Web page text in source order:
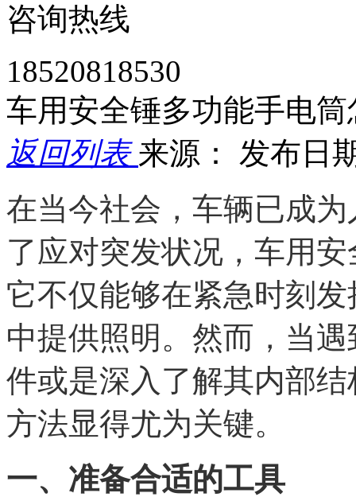
咨询热线
18520818530
车用安全锤多功能手电
返回列表来源： 发布日
在当今社会，车辆已成
了应对突发状况，车用
它不仅能够在紧急时刻
中提供照明。然而，当
件或是深入了解其内部
方法显得尤为关键。
一、准备合适的工具